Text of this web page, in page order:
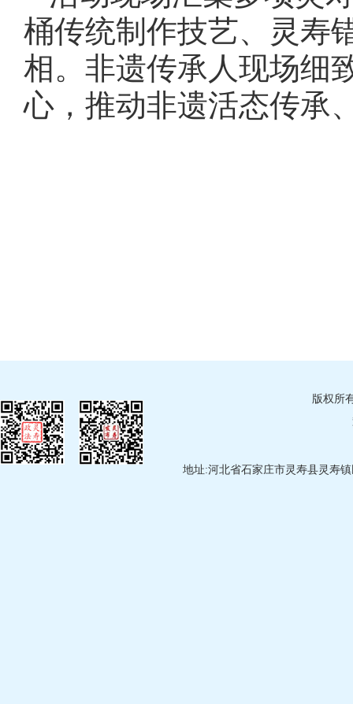
桶传统制作技艺、灵寿
相。非遗传承人现场细
心，推动非遗活态传承